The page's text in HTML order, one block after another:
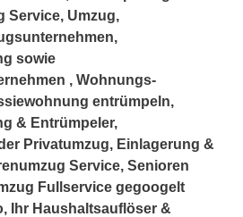
Service, Umzug,
sowie
, Wohnungs-
entrümpeln,
& Entrümpeler,
Privatumzug, Einlagerung &
Service, Senioren
Fullservice gegoogelt
Ihr Haushaltsauflöser &